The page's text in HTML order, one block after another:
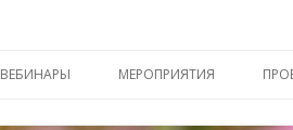
ВЕБИНАРЫ МЕРОПРИЯТИЯ